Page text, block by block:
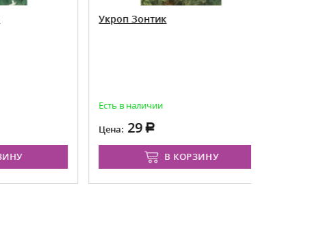
Укроп Зонтик
Есть в наличии
Цена: 29
В КОРЗИНУ